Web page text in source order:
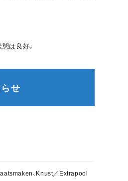
は良好。
せ
、Knust／Extrapool